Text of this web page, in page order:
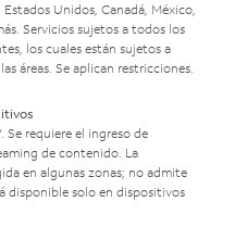
Unidos, Canadá, México,
Servicios sujetos a todos los
los cuales están sujetos a
áreas. Se aplican restricciones.
requiere el ingreso de
de contenido. La
en algunas zonas; no admite
disponible solo en dispositivos